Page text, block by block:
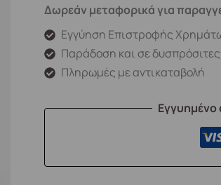
Δωρεάν μεταφορικά για
Εγγύηση Επιστροφής
Παράδοση και σε
Πληρωμές με αντικαταβολή